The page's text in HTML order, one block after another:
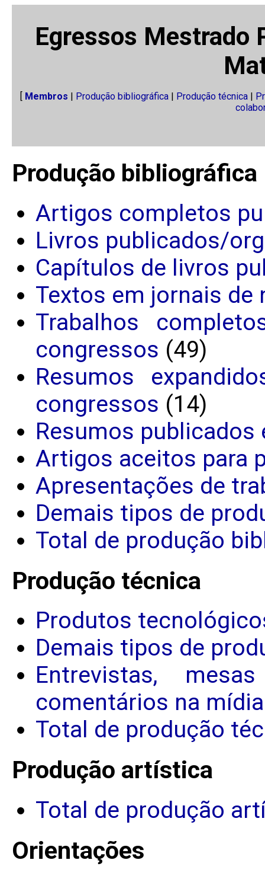
Egressos Mestrado
Membros Produção bibliográfica Produção técnica
Produção bibliográfica
Artigos completos
Livros publicados/
Capítulos de livros
Textos em jornais
Trabalhos
congressos (49)
Resumos
congressos (14)
Resumos
Artigos aceitos para
Apresentações de
Demais tipos de
Total de produção
Produção técnica
Produtos
Demais tipos de
Entrevistas,
comentários na mídia
Total de produção
Produção artística
Total de produção
Orientações